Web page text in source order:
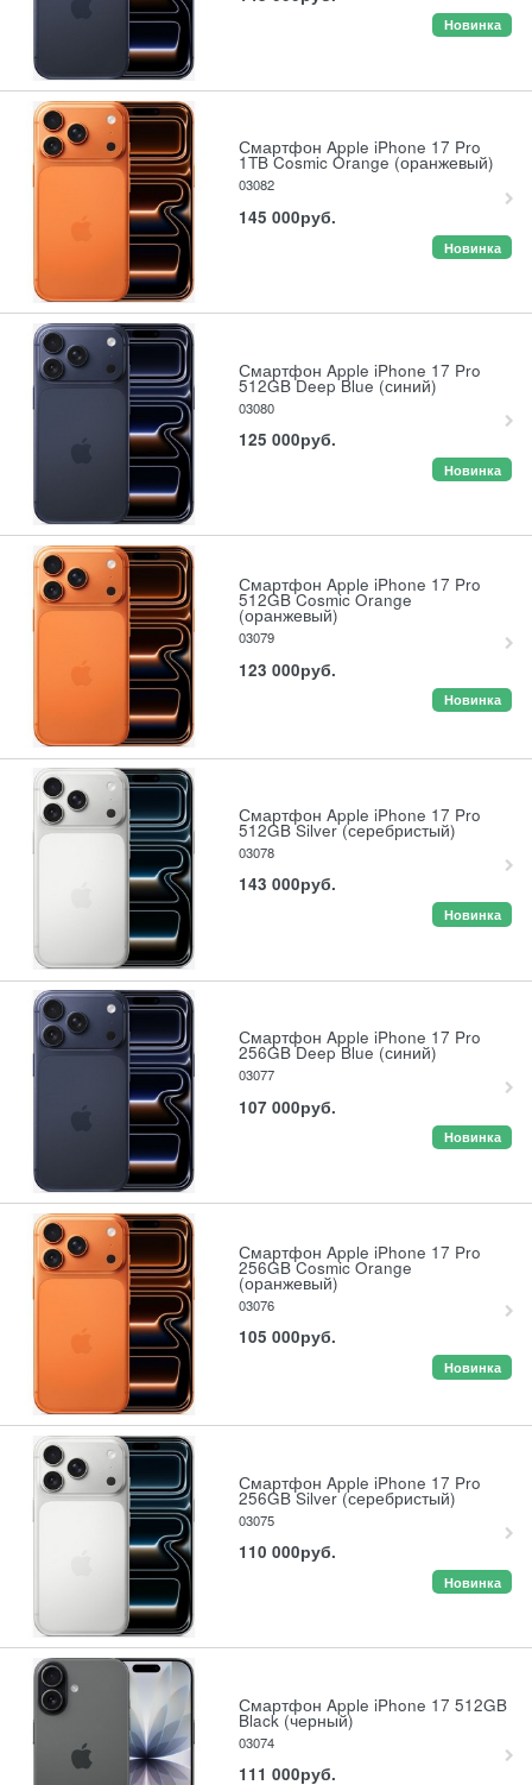
Новинка
Смартфон Apple iPhone 17 Pro
1TB Cosmic Orange (оранжевый)
03082
145 000руб.
Новинка
Смартфон Apple iPhone 17 Pro
512GB Deep Blue (синий)
03080
125 000руб.
Новинка
Смартфон Apple iPhone 17 Pro
512GB Cosmic Orange
(оранжевый)
03079
123 000руб.
Новинка
Смартфон Apple iPhone 17 Pro
512GB Silver (серебристый)
03078
143 000руб.
Новинка
Смартфон Apple iPhone 17 Pro
256GB Deep Blue (синий)
03077
107 000руб.
Новинка
Смартфон Apple iPhone 17 Pro
256GB Cosmic Orange
(оранжевый)
03076
105 000руб.
Новинка
Смартфон Apple iPhone 17 Pro
256GB Silver (серебристый)
03075
110 000руб.
Новинка
Смартфон Apple iPhone 17 512GB
Black (черный)
03074
111 000руб.